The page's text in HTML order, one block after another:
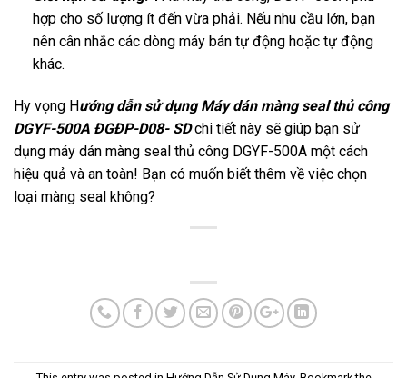
hợp cho số lượng ít đến vừa phải. Nếu nhu cầu lớn, bạn
nên cân nhắc các dòng máy bán tự động hoặc tự động
khác.
Hy vọng Hướng dẫn sử dụng Máy dán màng seal thủ công
DGYF-500A ĐGĐP-D08- SDchi tiết này sẽ giúp bạn sử
dụng máy dán màng seal thủ công DGYF-500A một cách
hiệu quả và an toàn! Bạn có muốn biết thêm về việc chọn
loại màng seal không?